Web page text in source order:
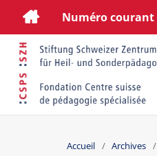
Numéro courant
Accueil / Archives /